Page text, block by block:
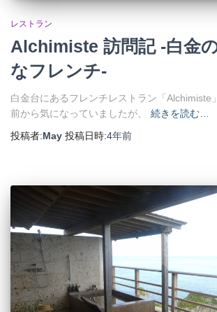
レストラン
Alchimiste 訪問記 -白金
なフレンチ-
白金台にあるフレンチレストラン「Alchimiste
前から気になっていましたが、
続きを読む…
投稿者:May 投稿日時:4年前